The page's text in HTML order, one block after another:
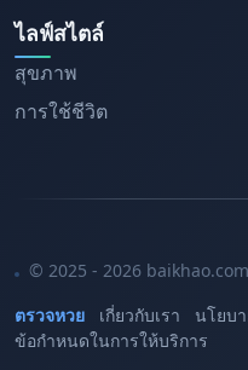
ไลฟ์สไตล์
สุขภาพ
การใช้ชีวิต
© 2025 - 2026
ตรวจหวย
เกี่ยวกับเรา นโยบ
ข้อกำหนดในการให้บริการ